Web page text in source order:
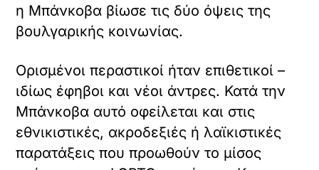
η Μπάνκοβα βίωσε τις δύο όψεις της
βουλγαρικής κοινωνίας.
Ορισμένοι περαστικοί ήταν επιθετικοί –
ιδίως έφηβοι και νέοι άντρες. Κατά την
Μπάνκοβα αυτό οφείλεται και στις
εθνικιστικές, ακροδεξιές ή λαϊκιστικές
παρατάξεις που προωθούν το μίσος